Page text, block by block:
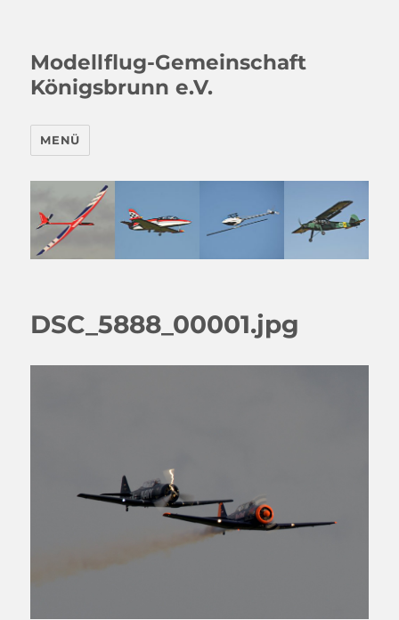
Modellflug-Gemeinschaft
Königsbrunn e.V.
MENÜ
DSC_5888_00001.jpg